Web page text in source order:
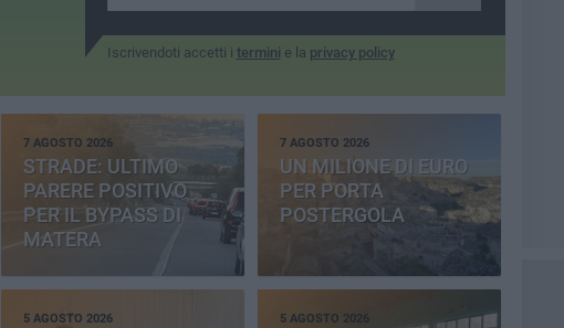
Iscrivendoti accetti i termini e la privacy policy
7 AGOSTO 2026
STRADE: ULTIMO
PARERE POSITIVO
PER IL BYPASS DI
MATERA
7 AGOSTO 2026
UN MILIONE DI EURO
PER PORTA
POSTERGOLA
5 AGOSTO 2026 5 AGOSTO 2026